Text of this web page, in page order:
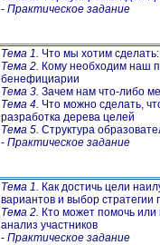
- Практическое задание
Тема 1.
Что мы хотим
Тема 2. Кому необходим наш
бенефициарии
Тема 3. Зачем нам что-либо
Тема 4. Что можно сделать,
разработка дерева целей
Тема 5. Структура
- Практическое задание
Тема 1.
Как достичь цели
вариантов и выбор стратегии
Тема 2. Кто может помочь
анализ участников
- Практическое задание